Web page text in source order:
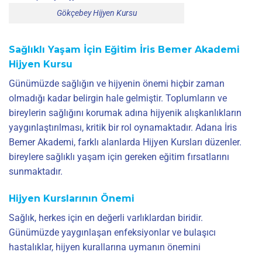
Gökçebey Hijyen Kursu
Sağlıklı Yaşam İçin Eğitim İris Bemer Akademi
Hijyen Kursu
Günümüzde sağlığın ve hijyenin önemi hiçbir zaman
olmadığı kadar belirgin hale gelmiştir. Toplumların ve
bireylerin sağlığını korumak adına hijyenik alışkanlıkların
yaygınlaştırılması, kritik bir rol oynamaktadır. Adana İris
Bemer Akademi, farklı alanlarda Hijyen Kursları düzenler.
bireylere sağlıklı yaşam için gereken eğitim fırsatlarını
sunmaktadır.
Hijyen Kurslarının Önemi
Sağlık, herkes için en değerli varlıklardan biridir.
Günümüzde yaygınlaşan enfeksiyonlar ve bulaşıcı
hastalıklar, hijyen kurallarına uymanın önemini